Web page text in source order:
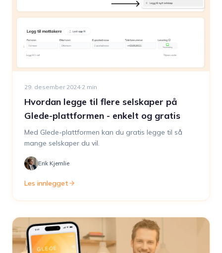
29. desember 2024·2 min
Hvordan legge til flere selskaper på
Glede-plattformen - enkelt og gratis
Med Glede-plattformen kan du gratis legge til så
mange selskaper du vil.
Erik Kjernlie
Les innlegget